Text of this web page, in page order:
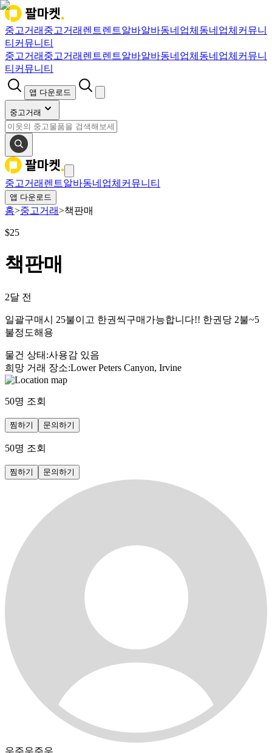
중고거래 중고거래 렌트렌트알바알바동네업체 동네업체 커뮤니
티 커뮤니티
중고거래 중고거래 렌트렌트알바알바동네업체 동네업체 커뮤니
티 커뮤니티
앱 다운로드
중고거래
중고거래 렌트알바동네업체 커뮤니티
앱 다운로드
홈>중고거래>책판매
$25
책판매
2달 전
일괄구매시 25불이고 한권씩구매가능합니다!! 한권당 2불~5
불정도해용
물건 상태 :사용감 있음
희망 거래 장소:Lower Peters Canyon, Irvine
50명 조회
찜하기 문의하기
50명 조회
찜하기 문의하기
우주우주우